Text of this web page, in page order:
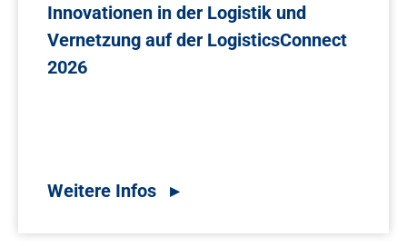
Innovationen in der Logistik und
Vernetzung auf der LogisticsConnect
2026